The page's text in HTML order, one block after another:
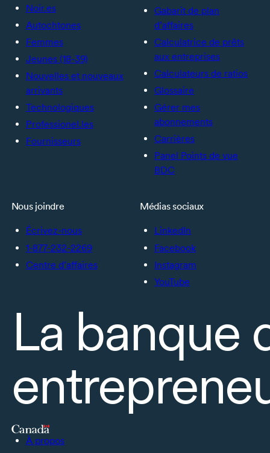
Noir.es
Autochtones
Femmes
Jeunes (18-39)
Nouvelles et nouveaux
arrivants
Technologiques
Professionel.les
Fournisseurs
Gabarit de plan
d’affaires
Calculatrice de prêts
aux entreprises
Calculateurs de ratios
Glossaire
Gérer mes
abonnements
Carrières
Panel Points de vue
BDC
Nous joindre
Écrivez-nous
1-877-232-2269
Centre d’affaires
Médias sociaux
LinkedIn
Facebook
Instagram
YouTube
La banque
À propos